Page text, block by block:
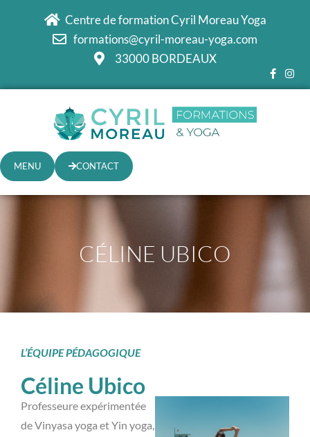
Centre de formation Cyril Moreau Yoga
formations@cyril-moreau-yoga.com
33000 BORDEAUX
MENU CONTACT
CÉLINE UBICO
L’ÉQUIPE PÉDAGOGIQUE
Céline Ubico
Professeure expérimentée
de Vinyasa yoga et Yin yoga,